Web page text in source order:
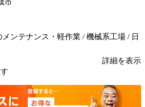
市
ンテナンス・軽作業 / 機械系工場 / 日
詳細を表示